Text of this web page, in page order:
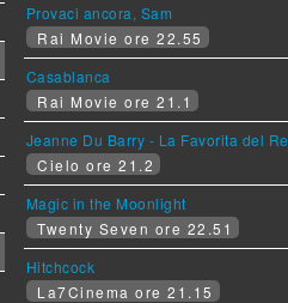
Provaci ancora, Sam
Rai Movie ore 22.55
Casablanca
Rai Movie ore 21.1
Jeanne Du Barry - La Favorita del Re
Cielo ore 21.2
Magic in the Moonlight
Twenty Seven ore 22.51
Hitchcock
La7Cinema ore 21.15